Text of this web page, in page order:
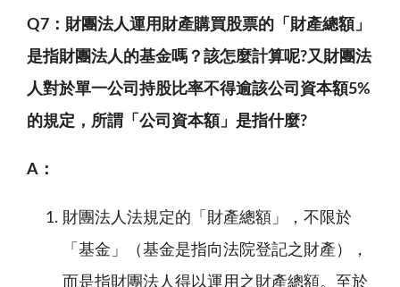
Q7 ：財團法人運用財產購買股票的「財產總額」
是指財團法人的基金嗎？該怎麼計算呢?又財團法
人對於單一公司持股比率不得逾該公司資本額5%
的規定，所謂「公司資本額」是指什麼?
A ：
財團法人法規定的「財產總額」，不限於
「基金」（基金是指向法院登記之財產），
而是指財團法人得以運用之財產總額。至於